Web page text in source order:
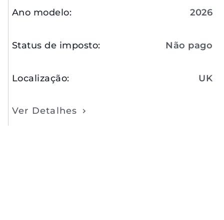
Ano modelo: 2026
Status de imposto: Não pago
Localização: UK
Ver Detalhes